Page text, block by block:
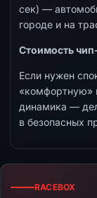
сек) —
городе и на
Стоимость
Если нужен
«комфортную»
динамика —
в безопасных
RACEBOX